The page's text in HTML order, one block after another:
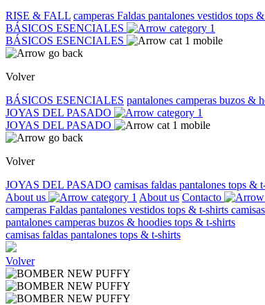
RISE & FALL camperas Faldas pantalones vestidos tops
BÁSICOS ESENCIALES
BÁSICOS ESENCIALES
Volver
BÁSICOS ESENCIALES pantalones camperas buzos &
JOYAS DEL PASADO
JOYAS DEL PASADO
Volver
JOYAS DEL PASADO camisas faldas pantalones tops &
About us
About us Contacto
camperas Faldas pantalones vestidos tops & t-shirts camisas
pantalones camperas buzos & hoodies tops & t-shirts
camisas faldas pantalones tops & t-shirts
Volver